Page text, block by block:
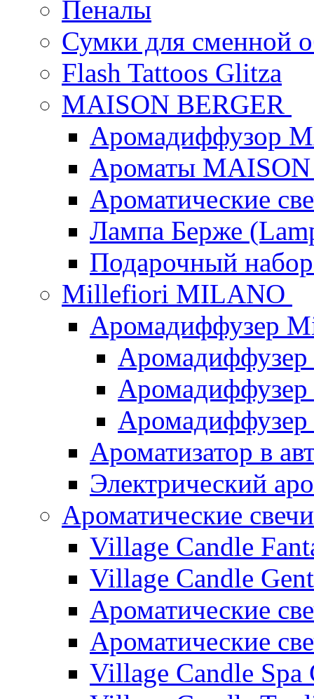
Пеналы
Сумки для сменной
Flash Tattoos Glitza
MAISON BERGER
Аромадиффузор
Ароматы
Ароматические
Лампа Берже
Подарочный
Millefiori MILANO
Аромадиффузер
Ароматизатор в
Электрический
Ароматические
Village Candle
Village Candle
Ароматические
Ароматические
Village Candle Spa